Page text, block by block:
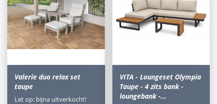
Valerie duo relax set
taupe
Let op: bijna uitverkocht!
VITA - Loungeset Olympia
Taupe - 4 zits bank -
loungebank -…